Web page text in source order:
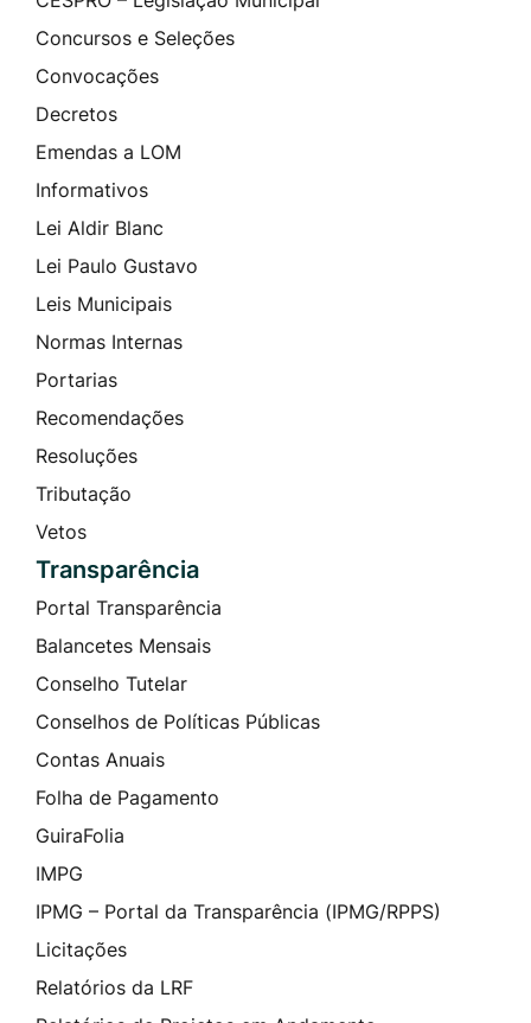
Concursos e Seleções
Convocações
Decretos
Emendas a LOM
Informativos
Lei Aldir Blanc
Lei Paulo Gustavo
Leis Municipais
Normas Internas
Portarias
Recomendações
Resoluções
Tributação
Vetos
Transparência
Portal Transparência
Balancetes Mensais
Conselho Tutelar
Conselhos de Políticas Públicas
Contas Anuais
Folha de Pagamento
GuiraFolia
IMPG
IPMG – Portal da Transparência (IPMG/RPPS)
Licitações
Relatórios da LRF